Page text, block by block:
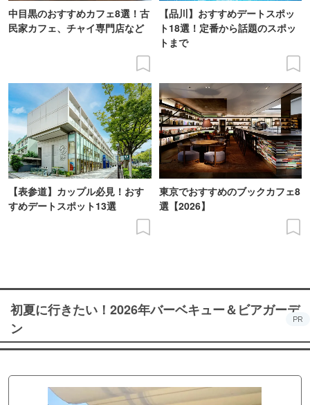
中目黒のおすすめカフェ8選！古
民家カフェ、チャイ専門店など
【品川】おすすめデートスポッ
ト18選！定番から話題のスポッ
トまで
【表参道】カップル必見！おす
すめデートスポット13選
東京でおすすめのブックカフェ8
選【2026】
初夏に行きたい！2026年バーベキュー＆ビアガーデ
ン
PR